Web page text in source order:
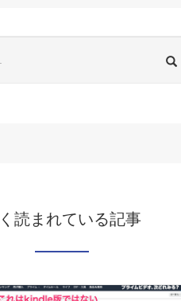
読まれている記事